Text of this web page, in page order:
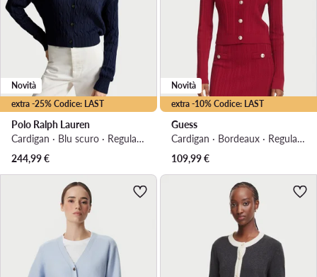
extra -25% Codice: LAST
Novità
Polo Ralph Lauren
Cardigan · Blu scuro · Regular Fit
244,99€
extra -10% Codice: LAST
Novità
Guess
Cardigan · Bordeaux · Regular Fit
109,99€